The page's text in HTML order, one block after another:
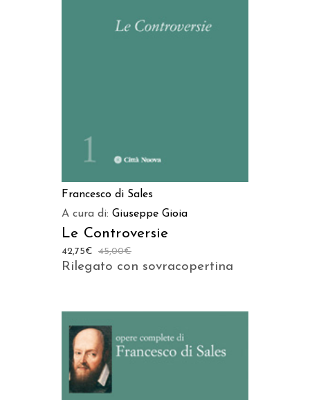
Francesco di Sales
A cura di: Giuseppe Gioia
Le Controversie
45,00€
42,75€
Rilegato con sovracopertina